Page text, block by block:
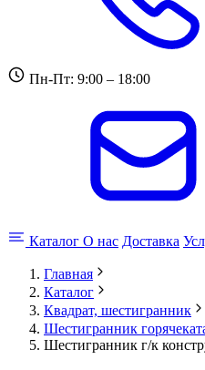
Пн-Пт: 9:00 – 18:00
Каталог О нас Доставка
Главная
Каталог
Квадрат, шестигранник
Шестигранник
Шестигранник г/к